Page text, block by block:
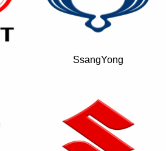
SsangYong